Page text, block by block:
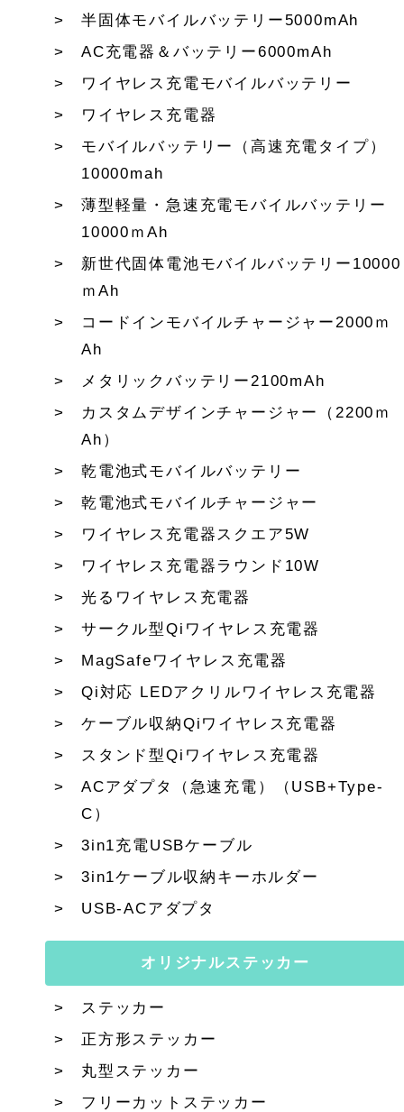
半固体モバイルバッテリー5000mAh
AC充電器＆バッテリー6000mAh
ワイヤレス充電モバイルバッテリー
ワイヤレス充電器
モバイルバッテリー（高速充電タイプ）
10000mah
薄型軽量・急速充電モバイルバッテリー
10000ｍAh
新世代固体電池モバイルバッテリー10000
ｍAh
コードインモバイルチャージャー2000ｍ
Ah
メタリックバッテリー2100mAh
カスタムデザインチャージャー（2200ｍ
Ah）
乾電池式モバイルバッテリー
乾電池式モバイルチャージャー
ワイヤレス充電器スクエア5W
ワイヤレス充電器ラウンド10W
光るワイヤレス充電器
サークル型Qiワイヤレス充電器
MagSafeワイヤレス充電器
Qi対応 LEDアクリルワイヤレス充電器
ケーブル収納Qiワイヤレス充電器
スタンド型Qiワイヤレス充電器
ACアダプタ（急速充電）（USB+Type-
C）
3in1充電USBケーブル
3in1ケーブル収納キーホルダー
USB-ACアダプタ
オリジナルステッカー
ステッカー
正方形ステッカー
丸型ステッカー
フリーカットステッカー